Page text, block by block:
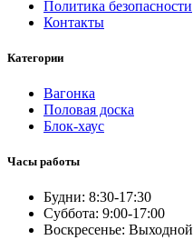
Политика безопасности
Контакты
Категории
Вагонка
Половая доска
Блок-хаус
Часы работы
Будни: 8:30-17:30
Суббота: 9:00-17:00
Воскресенье: Выходной